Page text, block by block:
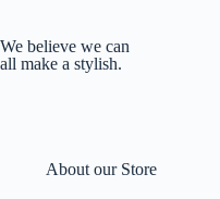
We believe we can
all make a stylish.​
About our Store